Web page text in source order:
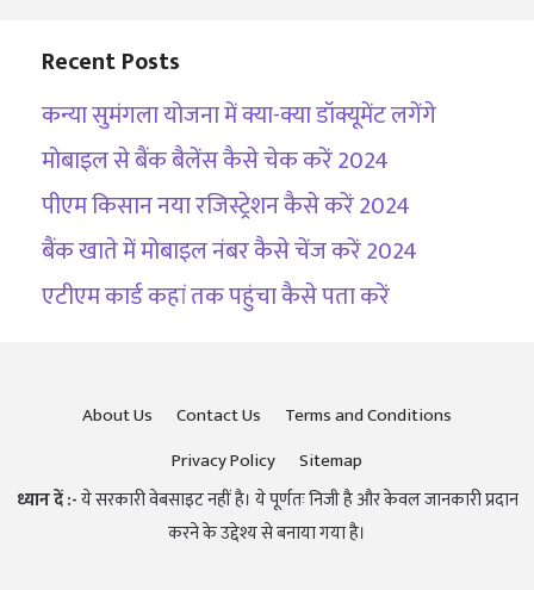
Recent Posts
कन्या सुमंगला योजना में क्या-क्या डॉक्यूमेंट लगेंगे
मोबाइल से बैंक बैलेंस कैसे चेक करें 2024
पीएम किसान नया रजिस्ट्रेशन कैसे करें 2024
बैंक खाते में मोबाइल नंबर कैसे चेंज करें 2024
एटीएम कार्ड कहां तक पहुंचा कैसे पता करें
About Us Contact Us
Terms and Conditions
Privacy Policy
Sitemap
ध्यान दें :-ये सरकारी वेबसाइट नहीं है। ये पूर्णतः निजी है और केवल जानकारी प्रदान
करने के उद्देश्य से बनाया गया है।